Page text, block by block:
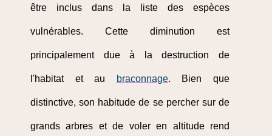
être inclus dans la liste des espèces
vulnérables. Cette diminution est
principalement due à la destruction de
l'habitat et au braconnage. Bien que
distinctive, son habitude de se percher sur de
grands arbres et de voler en altitude rend